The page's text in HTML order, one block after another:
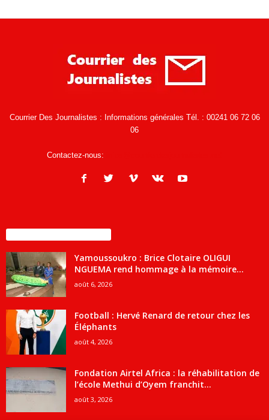
Courrier Des Journalistes : Informations générales Tél. : 00241 06 72 06
06
Contactez-nous:
Yamoussoukro : Brice Clotaire OLIGUI
NGUEMA rend hommage à la mémoire...
août 6, 2026
Football : Hervé Renard de retour chez les
Éléphants
août 4, 2026
Fondation Airtel Africa : la réhabilitation de
l’école Methui d’Oyem franchit...
août 3, 2026